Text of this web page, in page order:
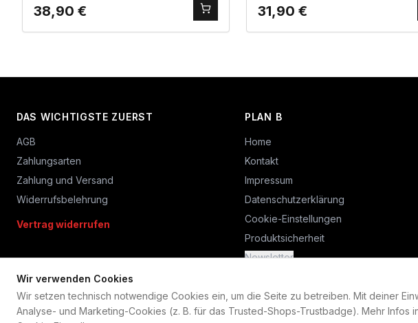
Wir verwenden Cookies
Wir setzen technisch notwendige Cookies ein, um die Seite zu betreiben. Mit deiner
Analyse- und Marketing-Cookies (z. B. für das Trusted-Shops-Trustbadge). Mehr Infos
38,90 € 31,90 €
DAS WICHTIGSTE ZUERST
AGB
Zahlungsarten
Zahlung und Versand
Widerrufsbelehrung
Vertrag widerrufen
PLAN B
Home
Kontakt
Impressum
Datenschutzerklärung
Cookie-Einstellungen
Produktsicherheit
Newsletter
©2026